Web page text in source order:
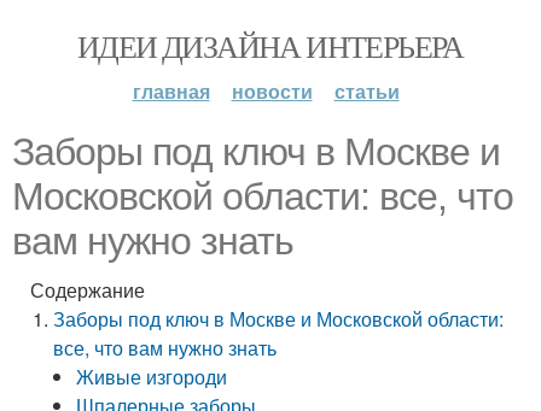
ИДЕИ ДИЗАЙНА ИНТЕРЬЕРА
главная новости статьи
Заборы под ключ в Москве и
Московской области: все, что
вам нужно знать
Содержание
Заборы под ключ в Москве и Московской области:
все, что вам нужно знать
Живые изгороди